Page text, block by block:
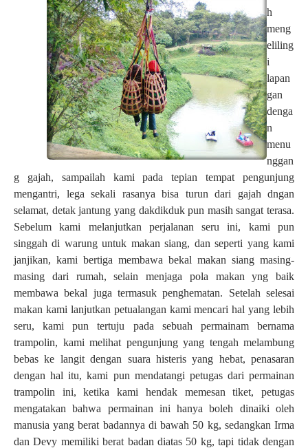
h
meng
eliling
i
lapan
gan
denga
n
menu
nggan
g gajah, sampailah kami pada tepian tempat pengunjung
mengantri, lega sekali rasanya bisa turun dari gajah dngan
selamat, detak jantung yang dakdikduk pun masih sangat terasa.
Sebelum kami melanjutkan perjalanan seru ini, kami pun
singgah di warung untuk makan siang, dan seperti yang kami
janjikan, kami bertiga membawa bekal makan siang masing-
masing dari rumah, selain menjaga pola makan yng baik
membawa bekal juga termasuk penghematan. Setelah selesai
makan kami lanjutkan petualangan kami mencari hal yang lebih
seru, kami pun tertuju pada sebuah permainam bernama
trampolin, kami melihat pengunjung yang tengah melambung
bebas ke langit dengan suara histeris yang hebat, penasaran
dengan hal itu, kami pun mendatangi petugas dari permainan
trampolin ini, ketika kami hendak memesan tiket, petugas
mengatakan bahwa permainan ini hanya boleh dinaiki oleh
manusia yang berat badannya di bawah 50 kg, sedangkan Irma
dan Devy memiliki berat badan diatas 50 kg, tapi tidak dengan